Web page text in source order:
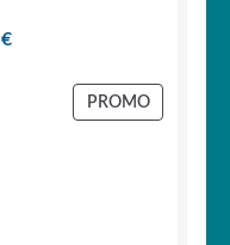
€
PROMOPRODUIT